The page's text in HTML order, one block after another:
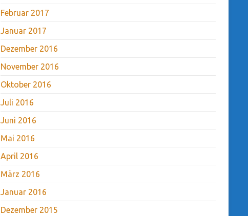
Februar 2017
Januar 2017
Dezember 2016
November 2016
Oktober 2016
Juli 2016
Juni 2016
Mai 2016
April 2016
März 2016
Januar 2016
Dezember 2015